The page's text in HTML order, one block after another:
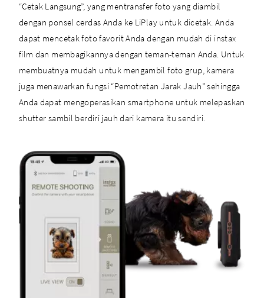
“Cetak Langsung”, yang mentransfer foto yang diambil
dengan ponsel cerdas Anda ke LiPlay untuk dicetak. Anda
dapat mencetak foto favorit Anda dengan mudah di instax
film dan membagikannya dengan teman-teman Anda. Untuk
membuatnya mudah untuk mengambil foto grup, kamera
juga menawarkan fungsi “Pemotretan Jarak Jauh” sehingga
Anda dapat mengoperasikan smartphone untuk melepaskan
shutter sambil berdiri jauh dari kamera itu sendiri.